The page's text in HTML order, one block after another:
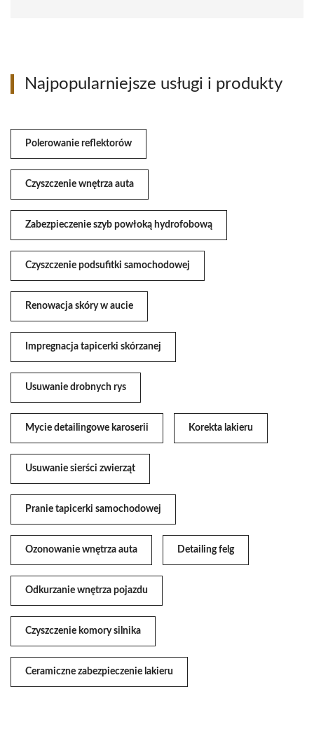
Najpopularniejsze usługi i produkty
Polerowanie reflektorów
Czyszczenie wnętrza auta
Zabezpieczenie szyb powłoką hydrofobową
Czyszczenie podsufitki samochodowej
Renowacja skóry w aucie
Impregnacja tapicerki skórzanej
Usuwanie drobnych rys
Mycie detailingowe karoserii Korekta lakieru
Usuwanie sierści zwierząt
Pranie tapicerki samochodowej
Ozonowanie wnętrza auta Detailing felg
Odkurzanie wnętrza pojazdu
Czyszczenie komory silnika
Ceramiczne zabezpieczenie lakieru